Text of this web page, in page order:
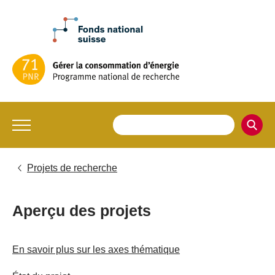
Projets de recherche
Aperçu des projets
En savoir plus sur les axes thématique